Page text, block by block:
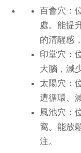
百會穴：
處。能提
的清醒感
印堂穴：
大腦，減
太陽穴：
遭循環、
風池穴：
窩。能放
注。